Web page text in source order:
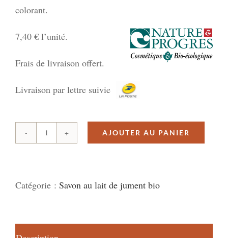
colorant.
7,40 € l’unité.
Frais de livraison offert.
Livraison par lettre suivie
quantité
4
Cavalac
AJOUTER AU PANIER
Catégorie : Savon au lait de jument bio